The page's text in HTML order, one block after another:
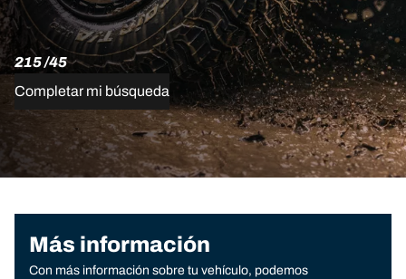
215 /45
Completar mi búsqueda
Más información
Con más información sobre tu vehículo, podemos